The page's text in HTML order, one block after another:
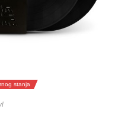
stanja